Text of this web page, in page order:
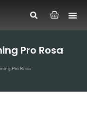
Pro Rosa
Pro Rosa